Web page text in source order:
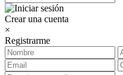
Crear una cuenta
×
Registrarme